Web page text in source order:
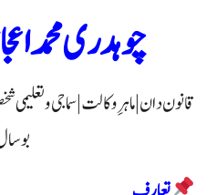
چوہدری محمد
قانون دان | ماہرِ وکالت | سماجی و